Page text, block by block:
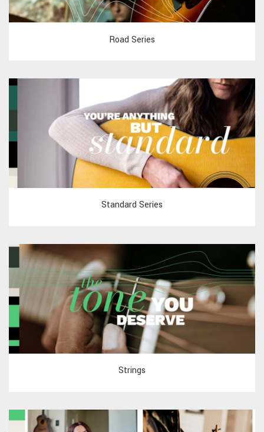
Road Series
Standard Series
Strings